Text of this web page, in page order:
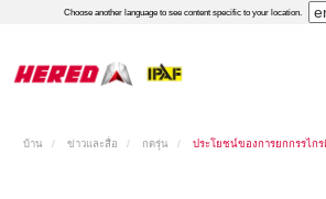
Choose another language to see content specific to your location.
บ้าน ข่าวและสื่อ กดรุ่น ประโยชน์ของการยกกรรไกร